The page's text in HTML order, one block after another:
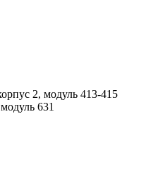
2, модуль 413-415
631